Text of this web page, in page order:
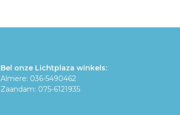
Bel onze Lichtplaza winkels:
Almere: 036-5490462
Zaandam: 075-6121935